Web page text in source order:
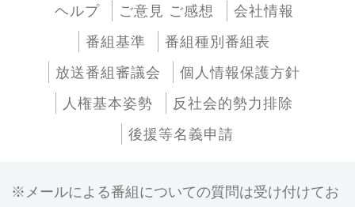
ヘルプ ご意見 ご感想
会社情報
番組基準
番組種別番組表
放送番組審議会
個人情報保護方針
人権基本姿勢
反社会的勢力排除
後援等名義申請
メールによる番組についての質問は受け付けてお